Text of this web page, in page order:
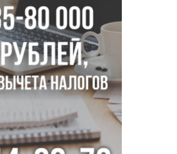
наказал дачников за